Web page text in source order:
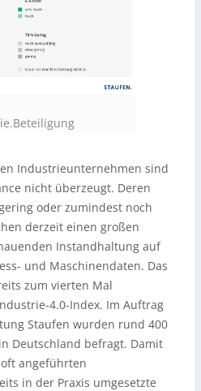
Industrieunternehmen sind
nicht überzeugt. Deren
oder zumindest noch
derzeit einen großen
Instandhaltung auf
und Maschinendaten. Das
zum vierten Mal
4.0-Index. Im Auftrag
Staufen wurden rund 400
Deutschland befragt. Damit
angeführten
in der Praxis umgesetzte